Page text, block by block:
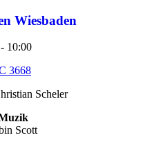
Wiesbaden
10:00
Scheler
Scott